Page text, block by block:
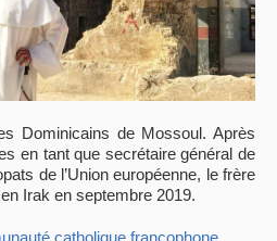
Dominicains de Mossoul. Après
en tant que secrétaire général de
de l’Union européenne, le frère
Irak en septembre 2019.
catholique francophone